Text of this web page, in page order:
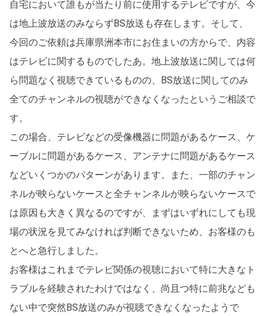
自宅において誰もが当たり前に使用するテレビですが、今
は地上波放送のみならずBS放送も存在します。そして、
今回のご依頼は兵庫県洲本市にお住まいの方からで、内容
はテレビに関するものでしたあ。地上波放送に関しては何
ら問題なく視聴できているものの、BS放送に関してのみ
全てのチャンネルの視聴ができなくなったというご相談で
す。
この場合、テレビなどの受像機器に問題があるケース、ケ
ーブルに問題があるケース、アンテナに問題があるケース
などいくつかのパターンがあります。また、一部のチャン
ネルが映らないケースと全チャンネルが映らないケースで
は原因も大きく異なるのですが、まずはいずれにしても現
場の状況を見てみなければ判断できないため、お客様のも
とへと急行しました。
お客様はこれまでテレビ関係の視聴において特に大きなト
ラブルを経験されたわけではなく、尚且つ特に前兆なども
ない中で突然BS放送のみが視聴できなくなったようで